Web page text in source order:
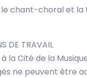
le chant-choral et la
DE TRAVAIL
la Cité de la
ne peuvent être